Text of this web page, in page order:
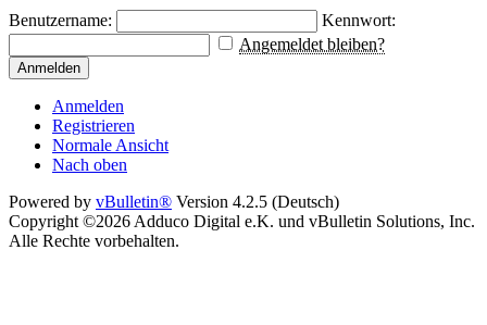
Benutzername:
Kennwort:
Angemeldet bleiben?
Anmelden
Anmelden
Registrieren
Normale Ansicht
Nach oben
Powered by vBulletin® Version 4.2.5 (Deutsch)
Copyright ©2026 Adduco Digital e.K. und vBulletin Solutions, Inc.
Alle Rechte vorbehalten.